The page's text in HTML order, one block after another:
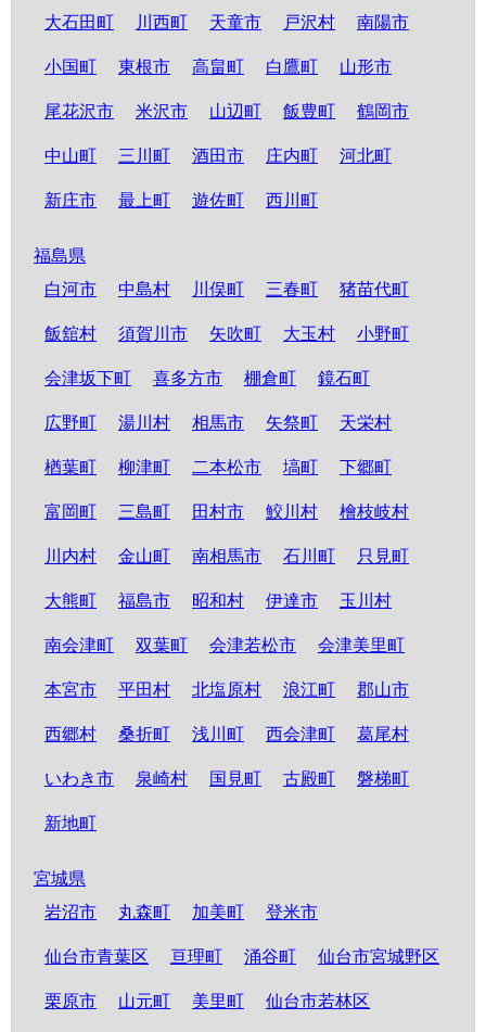
大石田町 川西町 天童市 戸沢村 南陽市
小国町 東根市 高畠町 白鷹町 山形市
尾花沢市 米沢市 山辺町 飯豊町 鶴岡市
中山町 三川町 酒田市 庄内町 河北町
新庄市 最上町 遊佐町 西川町
福島県
白河市
中島村 川俣町 三春町 猪苗代町
飯舘村 須賀川市 矢吹町 大玉村 小野町
会津坂下町 喜多方市 棚倉町 鏡石町
広野町 湯川村 相馬市 矢祭町 天栄村
楢葉町 柳津町 二本松市 塙町 下郷町
富岡町 三島町 田村市 鮫川村 檜枝岐村
川内村 金山町 南相馬市 石川町 只見町
大熊町 福島市 昭和村 伊達市 玉川村
南会津町 双葉町 会津若松市 会津美里町
本宮市 平田村 北塩原村 浪江町 郡山市
西郷村 桑折町 浅川町 西会津町 葛尾村
いわき市 泉崎村 国見町 古殿町 磐梯町
新地町
宮城県
岩沼市
丸森町 加美町 登米市
仙台市青葉区 亘理町 涌谷町 仙台市宮城野区
栗原市 山元町 美里町 仙台市若林区